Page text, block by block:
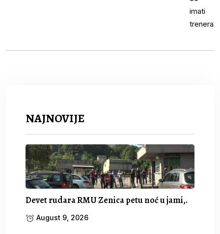
NAJNOVIJE
Devet rudara RMU Zenica petu noć u jami,.
August 9, 2026